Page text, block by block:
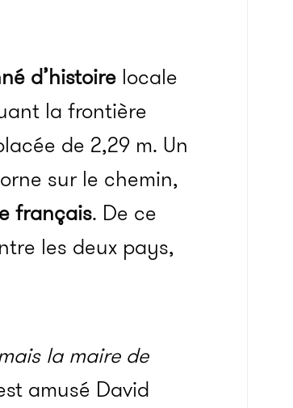
d’histoire locale
la frontière
de 2,29 m. Un
sur le chemin,
français. De ce
les deux pays,
la maire de
amusé David